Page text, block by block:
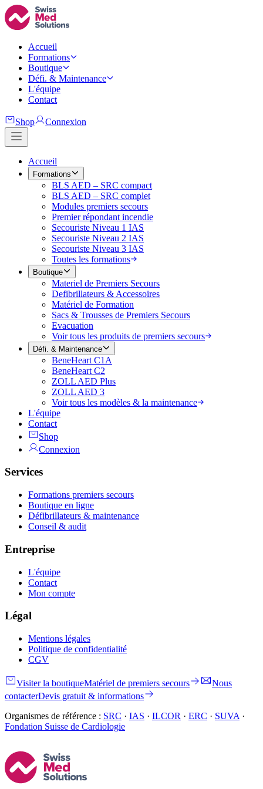
Accueil
Formations
Boutique
Défi. & Maintenance
L'équipe
Contact
Shop Connexion
Accueil
Formations
BLS AED – SRC compact
BLS AED – SRC complet
Modules premiers secours
Premier répondant incendie
Secouriste Niveau 1 IAS
Secouriste Niveau 2 IAS
Secouriste Niveau 3 IAS
Toutes les formations
Boutique
Materiel de Premiers Secours
Defibrillateurs & Accessoires
Matériel de Formation
Sacs & Trousses de Premiers Secours
Evacuation
Voir tous les produits de premiers secours
Défi. & Maintenance
BeneHeart C1A
BeneHeart C2
ZOLL AED Plus
ZOLL AED 3
Voir tous les modèles & la maintenance
L'équipe
Contact
Shop
Connexion
Services
Formations premiers secours
Boutique en ligne
Défibrillateurs & maintenance
Conseil & audit
Entreprise
L'équipe
Contact
Mon compte
Légal
Mentions légales
Politique de confidentialité
CGV
Visiter la boutiqueMatériel de premiers secours
Nous
contacterDevis gratuit & informations
Organismes de référence : SRC · IAS · ILCOR · ERC · SUVA ·
Fondation Suisse de Cardiologie